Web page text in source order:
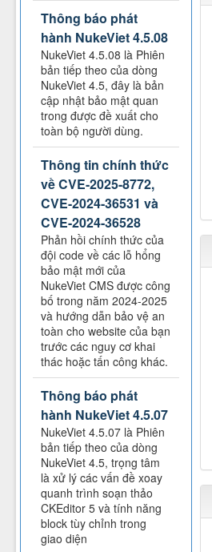
Thông báo phát
hành NukeViet 4.5.08
NukeViet 4.5.08 là Phiên
bản tiếp theo của dòng
NukeViet 4.5, đây là bản
cập nhật bảo mật quan
trong được đề xuất cho
toàn bộ người dùng.
Thông tin chính thức
về CVE-2025-8772,
CVE-2024-36531 và
CVE-2024-36528
Phản hồi chính thức của
đội code về các lỗ hổng
bảo mật mới của
NukeViet CMS được công
bố trong năm 2024-2025
và hướng dẫn bảo vệ an
toàn cho website của bạn
trước các nguy cơ khai
thác hoặc tấn công khác.
Thông báo phát
hành NukeViet 4.5.07
NukeViet 4.5.07 là Phiên
bản tiếp theo của dòng
NukeViet 4.5, trọng tâm
là xử lý các vấn đề xoay
quanh trình soạn thảo
CKEditor 5 và tính năng
block tùy chỉnh trong
giao diện